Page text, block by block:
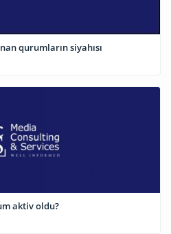
qurumların siyahısı
aktiv oldu?